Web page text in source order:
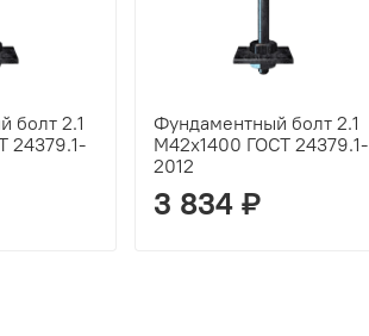
болт 2.1
24379.1-
Фундаментный болт 2.1
М42х1400 ГОСТ 24379.1-
2012
3 834 ₽